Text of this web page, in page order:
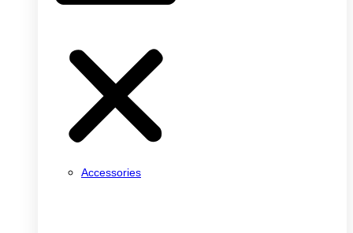
Accessories